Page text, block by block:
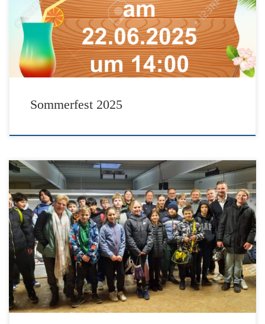
Sommerfest 2025
Es war ein sehr schöner Tag und allen hatten viel Spaß. Danke